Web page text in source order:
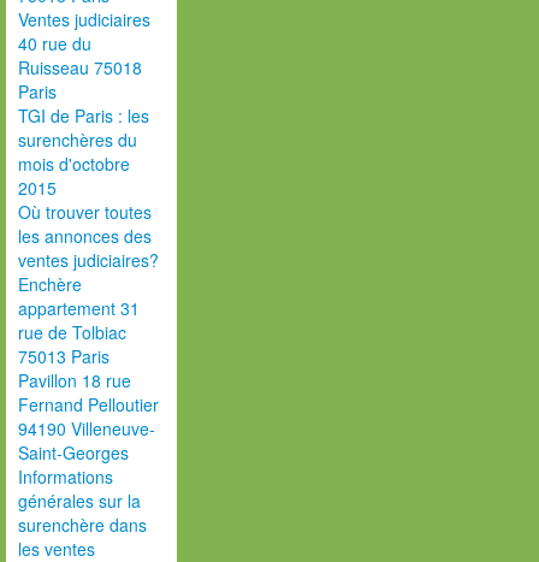
Ventes judiciaires
40 rue du
Ruisseau 75018
Paris
TGI de Paris : les
surenchères du
mois d'octobre
2015
Où trouver toutes
les annonces des
ventes judiciaires?
Enchère
appartement 31
rue de Tolbiac
75013 Paris
Pavillon 18 rue
Fernand Pelloutier
94190 Villeneuve-
Saint-Georges
Informations
générales sur la
surenchère dans
les ventes